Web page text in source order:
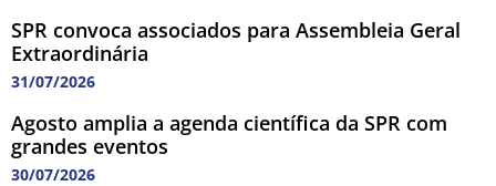
SPR convoca associados para Assembleia Geral
Extraordinária
31/07/2026
Agosto amplia a agenda científica da SPR com
grandes eventos
30/07/2026